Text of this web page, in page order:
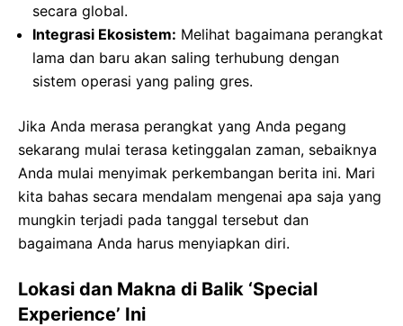
secara global.
Integrasi Ekosistem: Melihat bagaimana perangkat
lama dan baru akan saling terhubung dengan
sistem operasi yang paling gres.
Jika Anda merasa perangkat yang Anda pegang
sekarang mulai terasa ketinggalan zaman, sebaiknya
Anda mulai menyimak perkembangan berita ini. Mari
kita bahas secara mendalam mengenai apa saja yang
mungkin terjadi pada tanggal tersebut dan
bagaimana Anda harus menyiapkan diri.
Lokasi dan Makna di Balik ‘Special
Experience’ Ini